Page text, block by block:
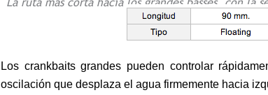
Los crankbaits grandes pueden controlar
oscilación que desplaza el agua firmemente hacia